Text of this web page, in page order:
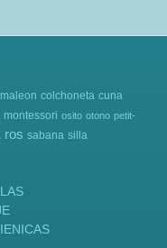
colchoneta cuna
montessori osito otono petit-
ros sabana silla